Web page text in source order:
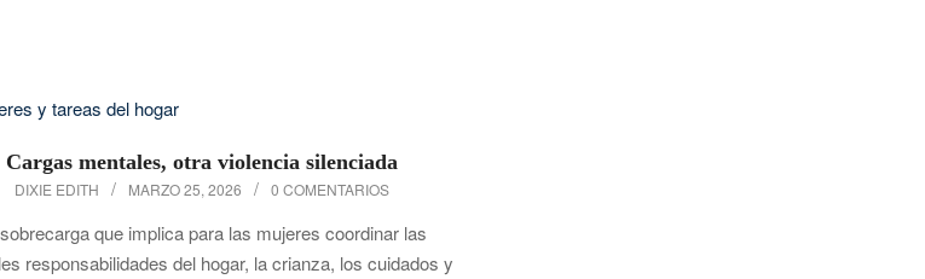
Cargas mentales, otra violencia silenciada
DIXIE EDITH MARZO 25, 2026 0 COMENTARIOS
que implica para las mujeres coordinar las
responsabilidades del hogar, la crianza, los cuidados y